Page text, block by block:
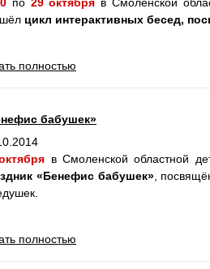
по29 октября в Смоленской
цикл интерактивных бесед,
полностью
бабушек»
в Смоленской областной
«Бенефис бабушек»,
полностью